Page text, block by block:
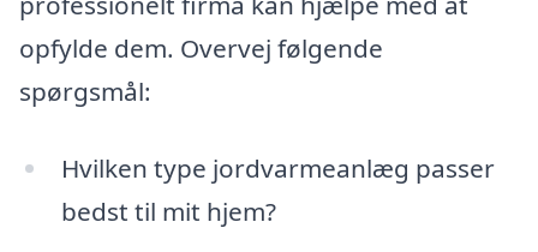
opfylde dem. Overvej følgende
spørgsmål:
Hvilken type jordvarmeanlæg passer
bedst til mit hjem?